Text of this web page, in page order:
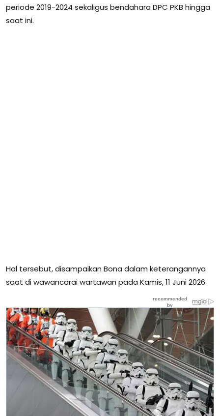
periode 2019-2024 sekaligus bendahara DPC PKB hingga
saat ini.
Hal tersebut, disampaikan Bona dalam keterangannya
saat di wawancarai wartawan pada Kamis, 11 Juni 2026.